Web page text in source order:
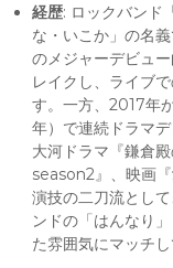
経歴: ロックバンド
な・いこか」の名
のメジャーデビュ
レイクし、ライブ
す。一方、2017年
年）で連続ドラマ
大河ドラマ『鎌倉
season2』、映画
演技の二刀流とし
ンドの「はんなり
た雰囲気にマッチし